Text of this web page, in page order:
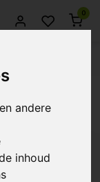
andere
inhoud
0